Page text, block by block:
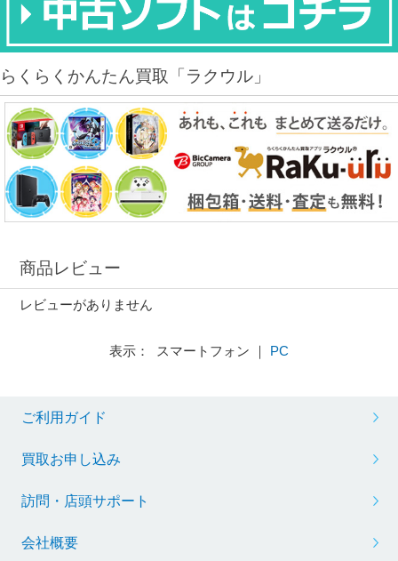
らくらくかんたん買取「ラクウル」
商品レビュー
レビューがありません
表示： スマートフォン ｜ PC
ご利用ガイド
買取お申し込み
訪問・店頭サポート
会社概要